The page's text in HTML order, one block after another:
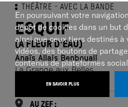
THÉÂTRE AVEC LA BANDE
ESQUIF
(À FLEUR D'EAU)
Anaïs Allais Benbouali
La Grange aux Belles
AU ZEF :
En poursuivant votre
dépôt de cookies dans un but
ainsi que ceux tiers destinés à
vidéos, des boutons de
contenus de plateformes
EN SAVOIR PLUS